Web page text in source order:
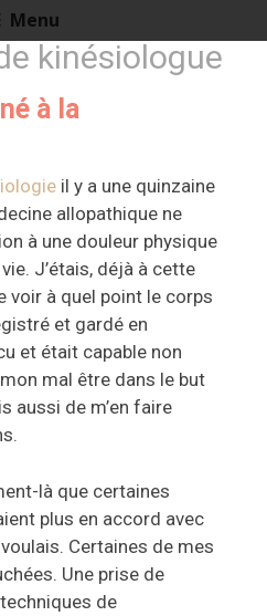
Menu
kinésiologue
à la
il y a une quinzaine
allopathique ne
à une douleur physique
J’étais, déjà à cette
voir à quel point le corps
et gardé en
et était capable non
mal être dans le but
aussi de m’en faire
là que certaines
plus en accord avec
Certaines de mes
Une prise de
de